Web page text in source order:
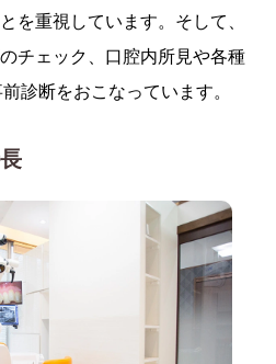
を重視しています。そして、
チェック、口腔内所見や各種
診断をおこなっています。